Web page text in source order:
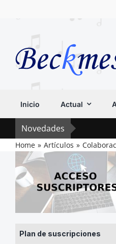
Inicio Actual
Novedades
Home Artículos
Plan de suscripciones